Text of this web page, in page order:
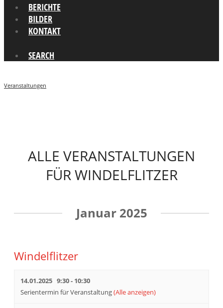
BERICHTE
BILDER
KONTAKT
SEARCH
Veranstaltungen
ALLE VERANSTALTUNGEN
FÜR WINDELFLITZER
LISTEN
Januar 2025
Windelflitzer
14.01.2025 9:30- 10:30
Serientermin für Veranstaltung(Alle anzeigen)